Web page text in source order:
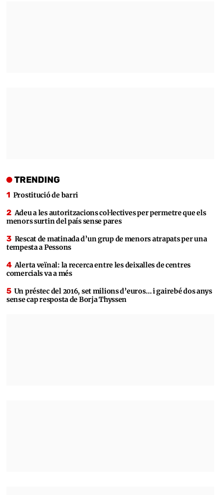
TRENDING
Prostitució de barri
Adeu a les autoritzacions col·lectives per permetre que els
menors surtin del país sense pares
Rescat de matinada d’un grup de menors atrapats per una
tempesta a Pessons
Alerta veïnal: la recerca entre les deixalles de centres
comercials va a més
Un préstec del 2016, set milions d’euros… i gairebé dos anys
sense cap resposta de Borja Thyssen